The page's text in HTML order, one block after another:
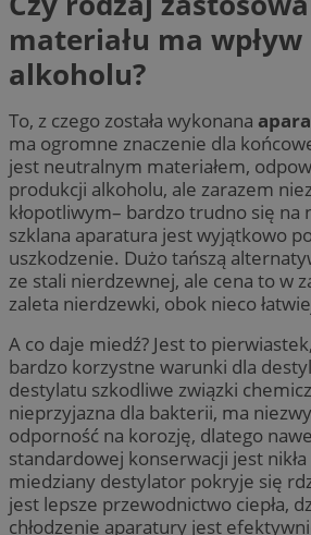
materiału ma
alkoholu?
To, z czego została wykonana
ma ogromne znaczenie dla
jest neutralnym materiałem,
produkcji alkoholu, ale zarazem
kłopotliwym– bardzo trudno się na
szklana aparatura jest wyjątkowo
uszkodzenie. Dużo tańszą
ze stali nierdzewnej, ale cena to w
zaleta nierdzewki, obok nieco
A co daje miedź? Jest to
bardzo korzystne warunki dla
destylatu szkodliwe związki
nieprzyjazna dla bakterii, ma
odporność na korozję, dlatego
standardowej konserwacji jest nikła
miedziany destylator pokryje się
jest lepsze przewodnictwo ciepła,
chłodzenie aparatury jest